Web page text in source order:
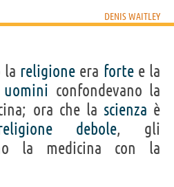
DENIS WAITLEY
la religione era fortee la
uomini confondevano la
ora che la scienza è
debole, gli
la medicina con la